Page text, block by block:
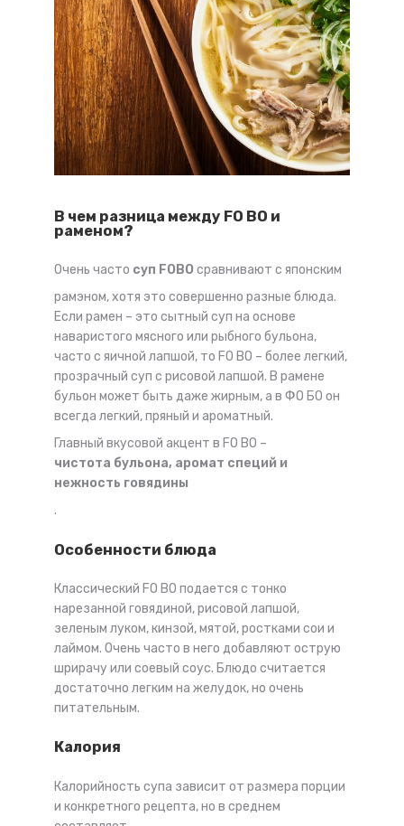
В чем разница между FO BO и
раменом?
Очень часто суп FOBO сравнивают с японским
рамэном, хотя это совершенно разные блюда.
Если рамен – это сытный суп на основе
наваристого мясного или рыбного бульона,
часто с яичной лапшой, то FO BO – более легкий,
прозрачный суп с рисовой лапшой. В рамене
бульон может быть даже жирным, а в ФО БО он
всегда легкий, пряный и ароматный.
Главный вкусовой акцент в FO BO –
чистота бульона, аромат специй и
нежность говядины
.
Особенности блюда
Классический FO BO подается с тонко
нарезанной говядиной, рисовой лапшой,
зеленым луком, кинзой, мятой, ростками сои и
лаймом. Очень часто в него добавляют острую
шрирачу или соевый соус. Блюдо считается
достаточно легким на желудок, но очень
питательным.
Калория
Калорийность супа зависит от размера порции
и конкретного рецепта, но в среднем